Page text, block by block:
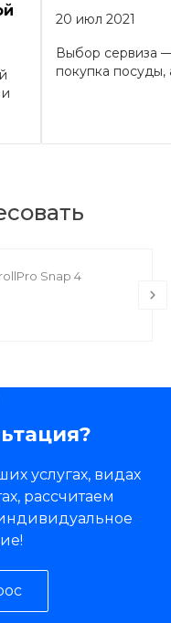
20 июл 2021
Выбор сервиза
покупка посуды,
Snap 4
услугах, видах
рассчитаем